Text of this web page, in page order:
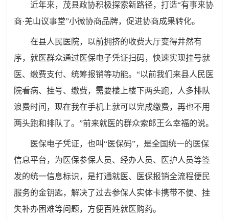
近年来，茂县政协积极探索新路径，打造“有事来协
商·羌山议事堂”小微协商品牌，促进协商成果转化。
在县人民医院，以前拥挤的收费大厅变得井然有
序，就医群众通过医保电子凭证扫码，快速实现挂号就
医、缴费支付、统筹报销等功能。“以前我们来县人民医
院看病、挂号、缴费，需要楼上楼下两头跑，人多排队
浪费时间，现在我在手机上就可以完成缴费，再也不用
两头跑和排队了。”前来就医的群众索郎王么幸福的说。
医保电子凭证，也叫“医保码”，是全国统一的医保
信息平台，为医保参保人员、经办人员、医护人员等签
发的统一信息标识，是打通就医、医保报销全流程便民
服务的金钥匙，解决了过去参保人实体卡携带不便、挂
失补办困难等问题，方便百姓就医购药。